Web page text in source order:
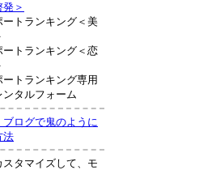
＞
ートランキング＜美
ートランキング＜恋
ートランキング専用
ンタルフォーム
ブログで鬼のように
法
スタマイズして、モ